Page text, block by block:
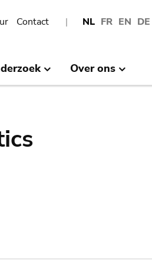
NL FR EN DE
Contact
Over ons